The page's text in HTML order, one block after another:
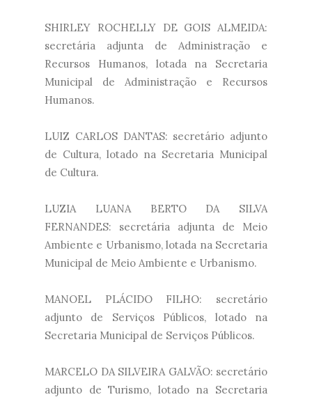
SHIRLEY ROCHELLY DE GOIS ALMEIDA:
secretária adjunta de Administração e
Recursos Humanos, lotada na Secretaria
Municipal de Administração e Recursos
Humanos.
LUIZ CARLOS DANTAS: secretário adjunto
de Cultura, lotado na Secretaria Municipal
de Cultura.
LUZIA LUANA BERTO DA SILVA
FERNANDES: secretária adjunta de Meio
Ambiente e Urbanismo, lotada na Secretaria
Municipal de Meio Ambiente e Urbanismo.
MANOEL PLÁCIDO FILHO: secretário
adjunto de Serviços Públicos, lotado na
Secretaria Municipal de Serviços Públicos.
MARCELO DA SILVEIRA GALVÃO: secretário
adjunto de Turismo, lotado na Secretaria